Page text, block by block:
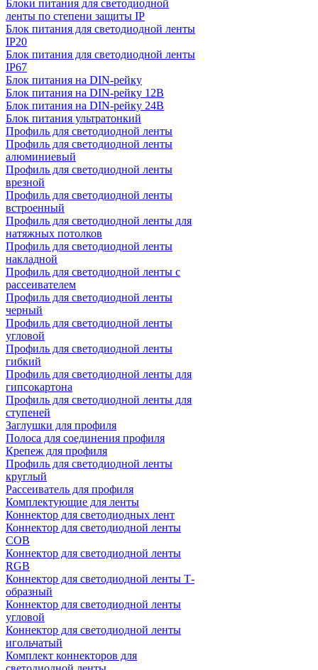
Блоки питания для светодиодной
ленты по степени защиты IP
Блок питания для светодиодной ленты
IP20
Блок питания для светодиодной ленты
IP67
Блок питания на DIN-рейку
Блок питания на DIN-рейку 12В
Блок питания на DIN-рейку 24В
Блок питания ультратонкий
Профиль для светодиодной ленты
Профиль для светодиодной ленты
алюминиевый
Профиль для светодиодной ленты
врезной
Профиль для светодиодной ленты
встроенный
Профиль для светодиодной ленты для
натяжных потолков
Профиль для светодиодной ленты
накладной
Профиль для светодиодной ленты с
рассеивателем
Профиль для светодиодной ленты
черный
Профиль для светодиодной ленты
угловой
Профиль для светодиодной ленты
гибкий
Профиль для светодиодной ленты для
гипсокартона
Профиль для светодиодной ленты для
ступеней
Заглушки для профиля
Полоса для соединения профиля
Крепеж для профиля
Профиль для светодиодной ленты
круглый
Рассеиватель для профиля
Комплектующие для ленты
Коннектор для светодиодных лент
Коннектор для светодиодной ленты
COB
Коннектор для светодиодной ленты
RGB
Коннектор для светодиодной ленты Т-
образный
Коннектор для светодиодной ленты
угловой
Коннектор для светодиодной ленты
игольчатый
Комплект коннекторов для